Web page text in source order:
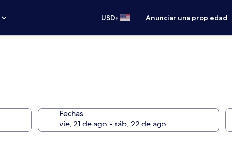
USD• Anunciar una propiedad
Fechas